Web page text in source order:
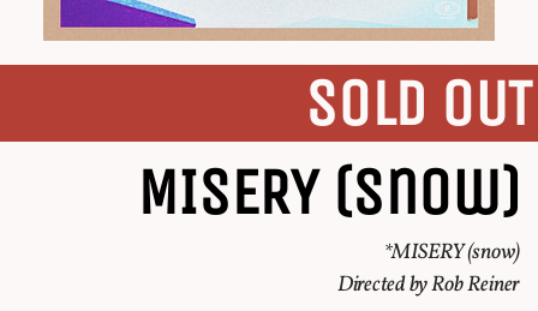
SOLD OUT
MISERY (snow)
*MISERY (snow)
Directed by Rob Reiner